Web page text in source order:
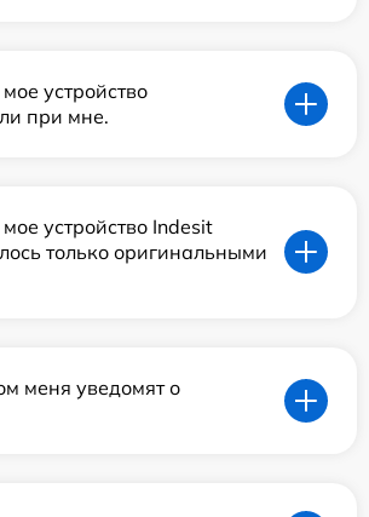
устройство
при мне.
устройство Indesit
только оригинальными
меня уведомят о